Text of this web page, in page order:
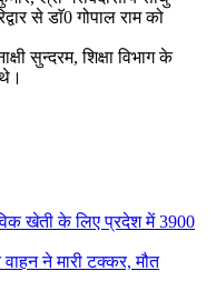
से डाॅ0 गोपाल राम को
सुन्दरम, शिक्षा विभाग के
खेती के लिए प्रदेश में 3900
ने मारी टक्कर, मौत